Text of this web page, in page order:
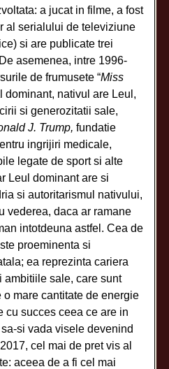
a jucat in filme, a fost
al serialului de televiziune
si are publicate trei
asemenea, intre 1996-
de frumusete “Miss
dominant, nativul are Leul,
si generozitatii sale,
J. Trump,fundatie
ingrijiri medicale,
legate de sport si alte
Leul dominant are si
si autoritarismul nativului,
vederea, daca ar ramane
intotdeuna astfel. Cea de
proeminenta si
ea reprezinta cariera
ambitiile sale, care sunt
mare cantitate de energie
cu succes ceea ce are in
si vada visele devenind
cel mai de pret vis al
aceea de a fi cel mai